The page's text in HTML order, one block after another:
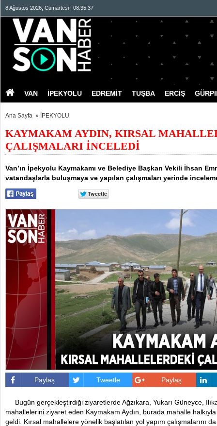
8 Ağustos 2026, Cumartesi | 08:35:38
VAN İPEKYOLU EDREMİT TUŞBA ERCİŞ
Ana Sayfa » İPEKYOLU
KAYMAKAM AYDIN, KIRSAL
ÇALIŞMALARI İNCELEDİ
Van’ın İpekyolu Kaymakamı ve Belediye Başkan Vekili İhsan
vatandaşlarla buluşmaya ve yapılan çalışmaları yerinde
Paylaş Tweetle Paylaş
Bugün gerçekleştirdiği ziyaretlerde Ağzıkara, Yukarı Güneyce,
mahallelerini ziyaret eden Kaymakam Aydın, burada mahalle
geldi. Kırsal mahallelere yönelik başlatılan yol yapım çalışmalarını